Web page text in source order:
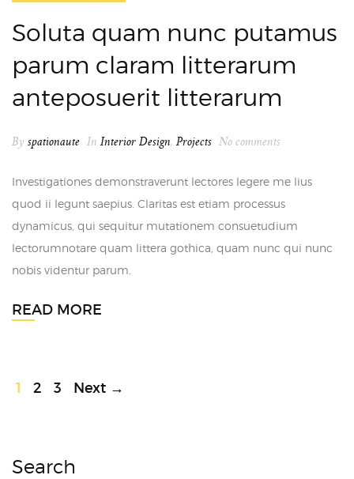
Soluta quam nunc putamus
parum claram litterarum
anteposuerit litterarum
By spationaute In Interior Design, Projects No comments
Investigationes demonstraverunt lectores legere me lius
quod ii legunt saepius. Claritas est etiam processus
dynamicus, qui sequitur mutationem consuetudium
lectorumnotare quam littera gothica, quam nunc qui nunc
nobis videntur parum.
READ MORE
1 2 3 Next →
Search